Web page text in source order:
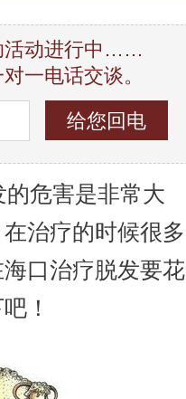
活动进行中……
一电话交谈。
危害是非常大
治疗的时候很多
口治疗脱发要花
！